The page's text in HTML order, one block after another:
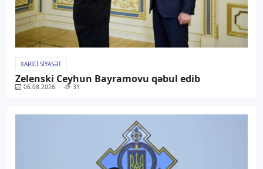
XARICI SIYASƏT
Zelenski Ceyhun Bayramovu qəbul edib
06.08.2026 31